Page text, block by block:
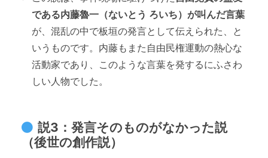
である内藤魯一（ないとう ろいち）が叫んだ言葉
が、混乱の中で板垣の発言として伝えられた、と
いうものです。内藤もまた自由民権運動の熱心な
活動家であり、このような言葉を発するにふさわ
しい人物でした。
説3：発言そのものがなかった説
（後世の創作説）